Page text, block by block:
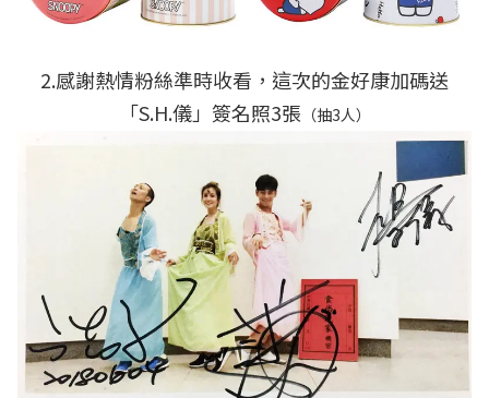
2.感謝熱情粉絲準時收看，這次的金好康加碼送
「S.H.儀」簽名照3張 （抽3人）